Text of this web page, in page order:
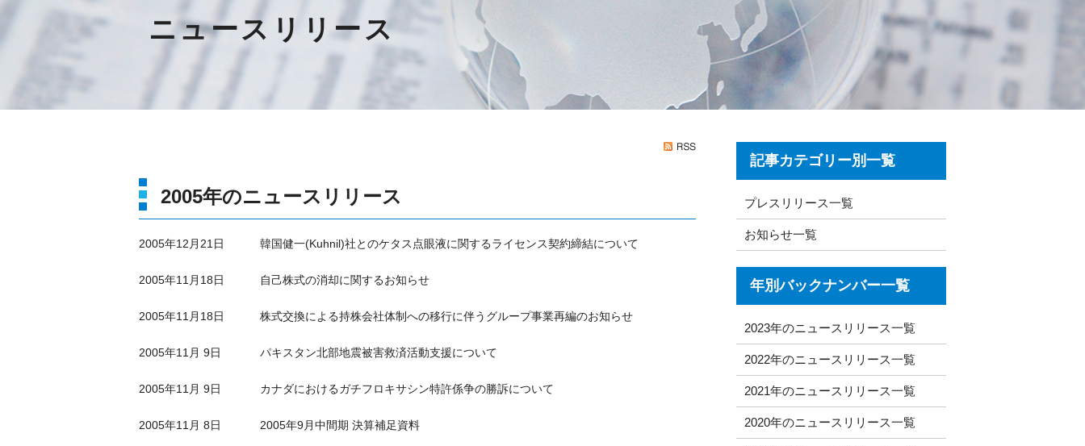
ニュースリリース
2005年のニュースリリース
2005年12月21日 韓国健一(Kuhnil)社とのケタス点眼液に関するライセンス契約締結について
2005年11月18日 自己株式の消却に関するお知らせ
2005年11月18日 株式交換による持株会社体制への移行に伴うグループ事業再編のお知らせ
2005年11月 9日 パキスタン北部地震被害救済活動支援について
2005年11月 9日 カナダにおけるガチフロキサシン特許係争の勝訴について
2005年11月 8日 2005年9月中間期 決算補足資料
記事カテゴリー別一覧
プレスリリース一覧
お知らせ一覧
年別バックナンバー一覧
2023年のニュースリリース一覧
2022年のニュースリリース一覧
2021年のニュースリリース一覧
2020年のニュースリリース一覧